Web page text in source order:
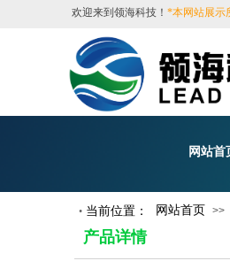
​欢迎来到领海科技！ *本网站展示
网站首
• 当前位置： 网站首页 >>
产品详情